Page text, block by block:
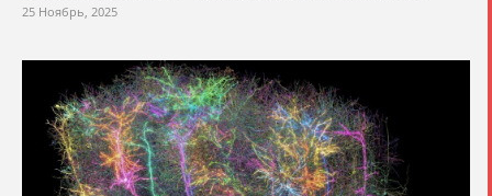
25 Ноябрь, 2025